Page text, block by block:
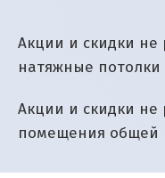
Акции и скидки не
натяжные потолки
Акции и скидки не
помещения общей